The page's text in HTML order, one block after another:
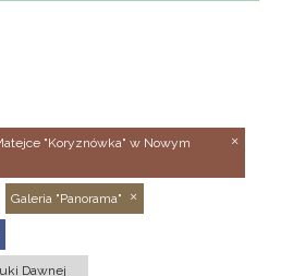
"Koryznówka" w Nowym
Galeria "Panorama"
Dawnej